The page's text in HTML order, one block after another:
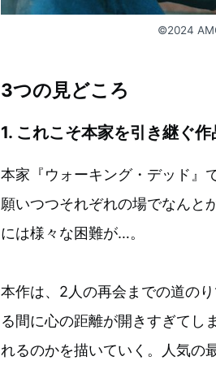
©2024
3つの見どころ
1. これこそ本家を引き継ぐ
本家『ウォーキング・デッド』
願いつつそれぞれの場でなんと
には様々な困難が…。
本作は、2人の再会までの道の
る間に心の距離が開きすぎてし
れるのかを描いていく。人気の